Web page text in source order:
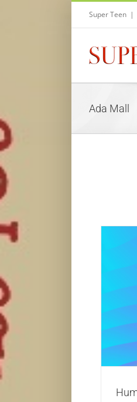
Super Teen |
Ada Mall